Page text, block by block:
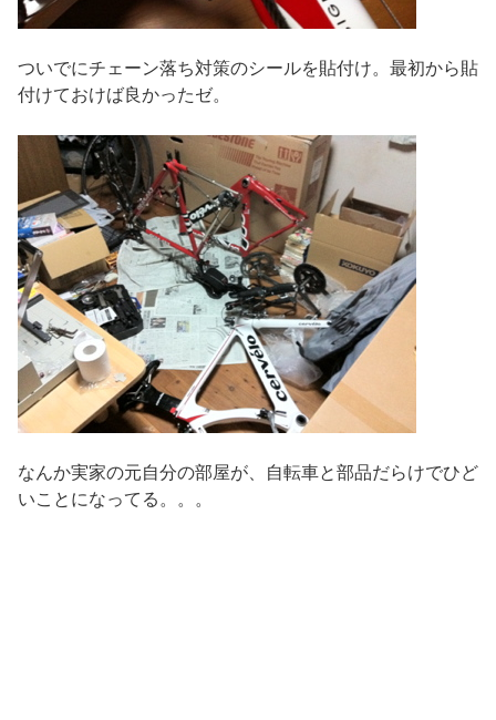
ついでにチェーン落ち対策のシールを貼付け。最初から貼
付けておけば良かったゼ。
なんか実家の元自分の部屋が、自転車と部品だらけでひど
いことになってる。。。